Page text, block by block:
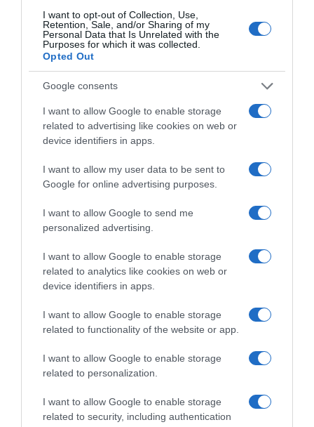
I want to opt-out of Collection, Use,
Retention, Sale, and/or Sharing of my
Personal Data that Is Unrelated with the
Purposes for which it was collected.
Opted Out
Google consents
I want to allow Google to enable storage
related to advertising like cookies on web or
device identifiers in apps.
I want to allow my user data to be sent to
Google for online advertising purposes.
I want to allow Google to send me
personalized advertising.
I want to allow Google to enable storage
related to analytics like cookies on web or
device identifiers in apps.
I want to allow Google to enable storage
related to functionality of the website or app.
I want to allow Google to enable storage
related to personalization.
I want to allow Google to enable storage
related to security, including authentication
Θερμοκρασία:Από 08 έως 19 βαθμούς
Κελσίου.
Ειδήσεις σήμερα:
“Θέλω να δω ποδόσφαιρο” και 5 ακόμα
δικαιολογίες των αντρών για να
αποφύγουν το σεξ!
Διακόπηκε για τις 17 Μαΐου η δίκη του
– Παρών ο κατηγορούμενος